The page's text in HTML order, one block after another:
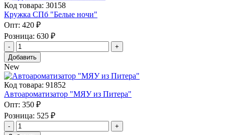
Код товара: 30158
Кружка СПб "Белые ночи"
Опт: 420 ₽
Розница: 630 ₽
Добавить
New
Код товара: 91852
Автоароматизатор "МЯУ из Питера"
Опт: 350 ₽
Розница: 525 ₽